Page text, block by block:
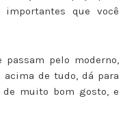
que você
passam pelo moderno,
de tudo, dá para
muito bom gosto, e